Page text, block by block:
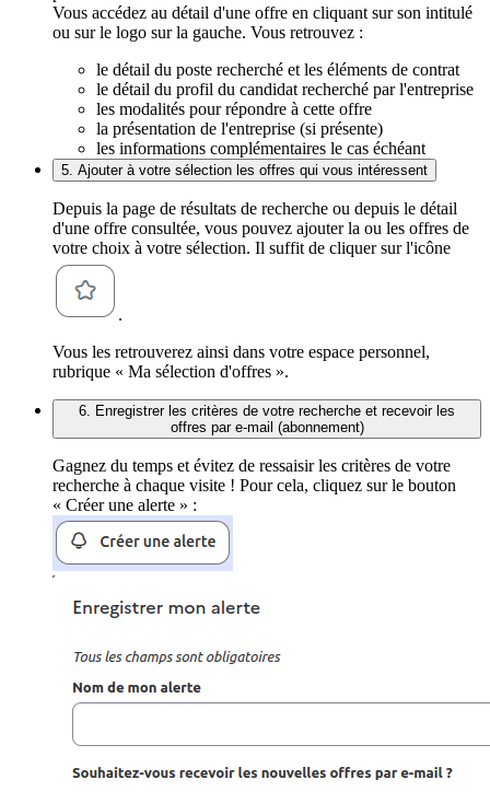
Vous accédez au détail d'une offre en cliquant sur son intitulé
ou sur le logo sur la gauche. Vous retrouvez :
le détail du poste recherché et les éléments de contrat
le détail du profil du candidat recherché par l'entreprise
les modalités pour répondre à cette offre
la présentation de l'entreprise (si présente)
les informations complémentaires le cas échéant
5. Ajouter à votre sélection les offres qui vous intéressent
Depuis la page de résultats de recherche ou depuis le détail
d'une offre consultée, vous pouvez ajouter la ou les offres de
votre choix à votre sélection. Il suffit de cliquer sur l'icône
.
Vous les retrouverez ainsi dans votre espace personnel,
rubrique « Ma sélection d'offres ».
6. Enregistrer les critères de votre recherche et recevoir les
offres par e-mail (abonnement)
Gagnez du temps et évitez de ressaisir les critères de votre
recherche à chaque visite ! Pour cela, cliquez sur le bouton
« Créer une alerte » :